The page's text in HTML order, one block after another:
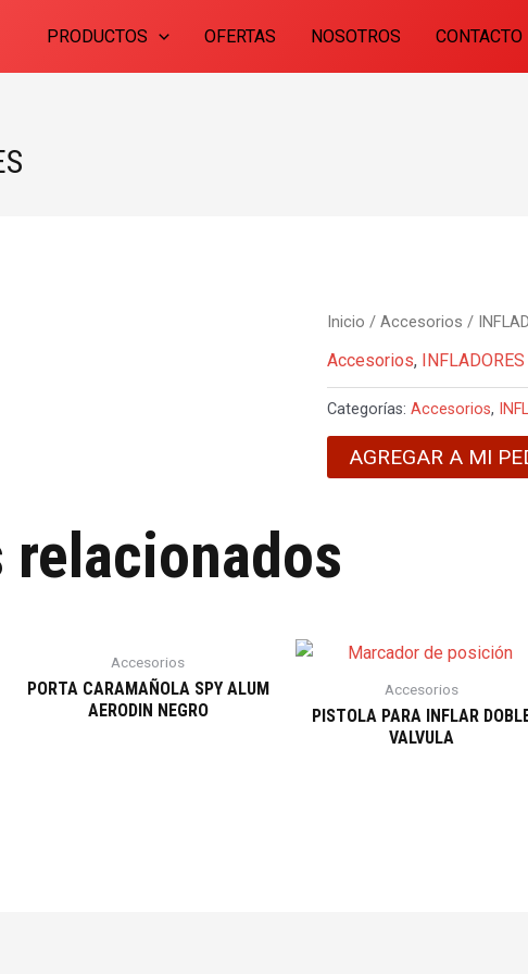
PRODUCTOS OFERTAS NOSOTROS CONTACTO
Inicio /Accesorios /
Accesorios, INFLADORES
Categorías:Accesorios,
AGREGAR A MI
relacionados
Accesorios
PORTA CARAMAÑOLA SPY ALUM
AERODIN NEGRO
Accesorios
PISTOLA PARA INFLAR
VALVULA